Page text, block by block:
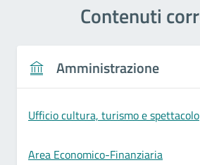
Contenuti
Amministrazione
Ufficio cultura, turismo e spettacolo
Area Economico-Finanziaria